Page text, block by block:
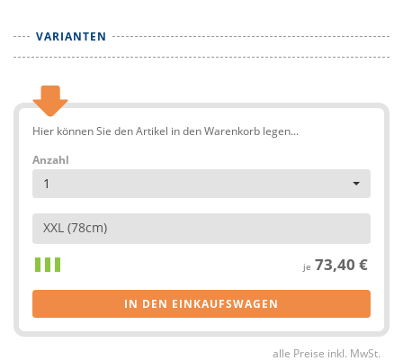
VARIANTEN
Hier können Sie den Artikel in den Warenkorb legen...
Anzahl
1
XXL (78cm)
je 73,40 €
IN DEN EINKAUFSWAGEN
alle Preise inkl. MwSt.